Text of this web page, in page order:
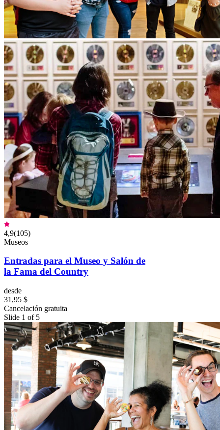
4,9(105)
Museos
Entradas para el Museo y Salón de
la Fama del Country
desde
31,95 $
Cancelación gratuita
Slide 1 of 5